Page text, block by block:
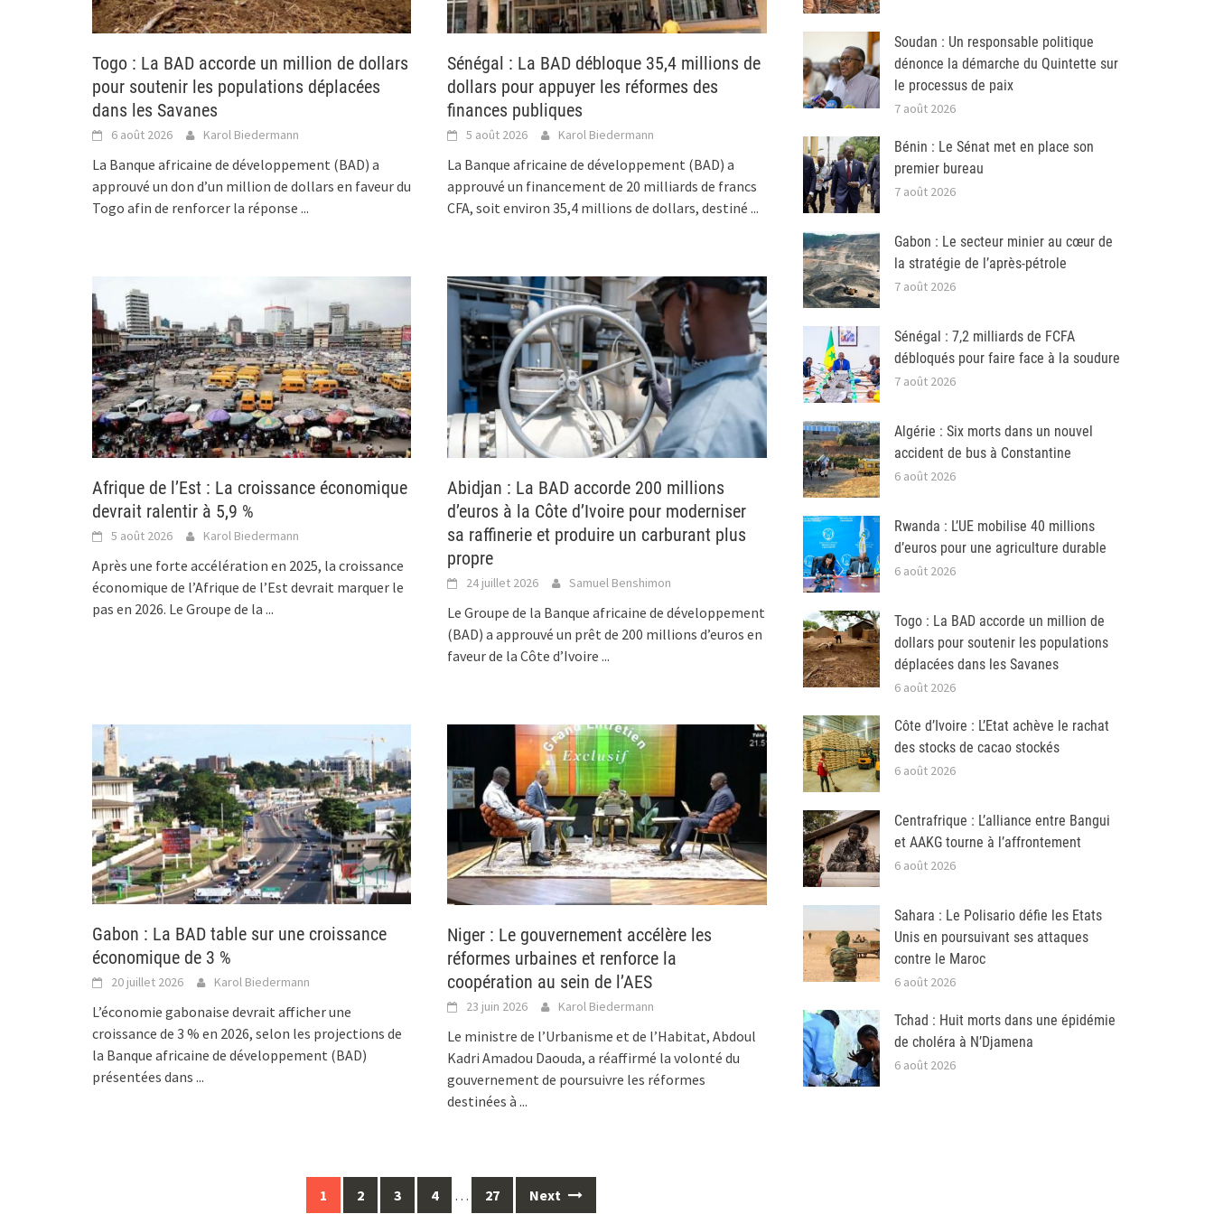
Togo : La BAD accorde un million de dollars
pour soutenir les populations déplacées
dans les Savanes
6 août 2026 Karol Biedermann
La Banque africaine de développement (BAD) a
approuvé un don d’un million de dollars en faveur du
Togo afin de renforcer la réponse ...
Sénégal : La BAD débloque 35,4 millions de
dollars pour appuyer les réformes des
finances publiques
5 août 2026 Karol Biedermann
La Banque africaine de développement (BAD) a
approuvé un financement de 20 milliards de francs
CFA, soit environ 35,4 millions de dollars, destiné...
Afrique de l’Est : La croissance économique
devrait ralentir à 5,9 %
5 août 2026 Karol Biedermann
Après une forte accélération en 2025, la croissance
économique de l’Afrique de l’Est devrait marquer le
pas en 2026. Le Groupe de la ...
Abidjan : La BAD accorde 200 millions
d’euros à la Côte d’Ivoire pour moderniser
sa raffinerie et produire un carburant plus
propre
24 juillet 2026 Samuel Benshimon
Le Groupe de la Banque africaine de développement
(BAD) a approuvé un prêt de 200 millions d’euros en
faveur de la Côte d’Ivoire...
Gabon : La BAD table sur une croissance
économique de 3 %
20 juillet 2026 Karol Biedermann
L’économie gabonaise devrait afficher une
croissance de 3 % en 2026, selon les projections de
la Banque africaine de développement (BAD)
présentées dans ...
Niger : Le gouvernement accélère les
réformes urbaines et renforce la
coopération au sein de l’AES
23 juin 2026 Karol Biedermann
Le ministre de l’Urbanisme et de l’Habitat, Abdoul
Kadri Amadou Daouda, a réaffirmé la volonté du
gouvernement de poursuivre les réformes
destinées à...
1 2 3 4 … 27 Next
Soudan : Un responsable politique
dénonce la démarche du Quintette sur
le processus de paix
7 août 2026
Bénin : Le Sénat met en place son
premier bureau
7 août 2026
Gabon : Le secteur minier au cœur de
la stratégie de l’après-pétrole
7 août 2026
Sénégal : 7,2 milliards de FCFA
débloqués pour faire face à la soudure
7 août 2026
Algérie : Six morts dans un nouvel
accident de bus à Constantine
6 août 2026
Rwanda : L’UE mobilise 40 millions
d’euros pour une agriculture durable
6 août 2026
Togo : La BAD accorde un million de
dollars pour soutenir les populations
déplacées dans les Savanes
6 août 2026
Côte d’Ivoire : L’Etat achève le rachat
des stocks de cacao stockés
6 août 2026
Centrafrique : L’alliance entre Bangui
et AAKG tourne à l’affrontement
6 août 2026
Sahara : Le Polisario défie les Etats
Unis en poursuivant ses attaques
contre le Maroc
6 août 2026
Tchad : Huit morts dans une épidémie
de choléra à N’Djamena
6 août 2026